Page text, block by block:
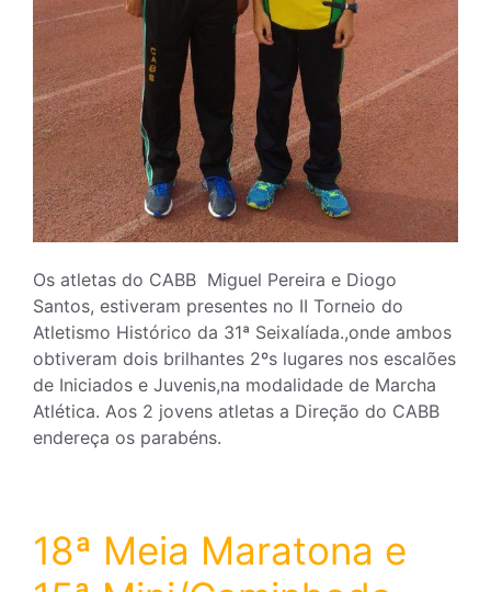
Os atletas do CABB Miguel Pereira e Diogo
Santos, estiveram presentes no II Torneio do
Atletismo Histórico da 31ª Seixalíada.,onde ambos
obtiveram dois brilhantes 2ºs lugares nos escalões
de Iniciados e Juvenis,na modalidade de Marcha
Atlética. Aos 2 jovens atletas a Direção do CABB
endereça os parabéns.
18ª Meia Maratona e